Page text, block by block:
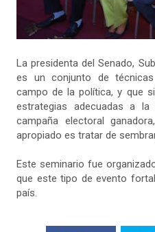
La presidenta del Senado,
es un conjunto de
campo de la política, y que
estrategias adecuadas a
campaña electoral
apropiado es tratar de
Este seminario fue
que este tipo de evento
país.